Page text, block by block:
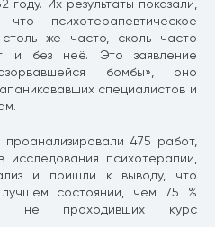
году. Их результаты показали,
психотерапевтическое
же часто, сколь часто
и без неё. Это заявление
бомбы», оно
специалистов и
475 работ,
исследования психотерапии,
и пришли к выводу, что
состоянии, чем 75 %
не проходивших курс